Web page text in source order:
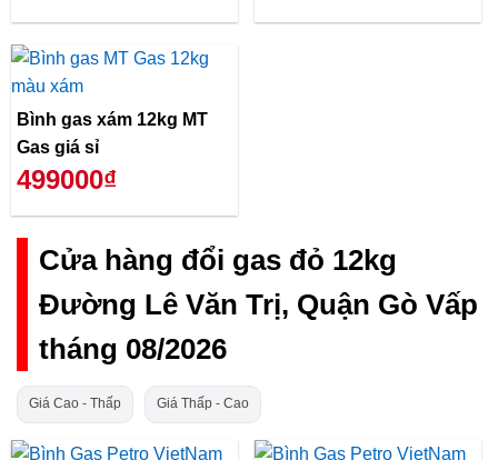
Bình gas xám 12kg MT
Gas giá sỉ
499000₫
Cửa hàng đổi gas đỏ 12kg
Đường Lê Văn Trị, Quận Gò Vấp
tháng 08/2026
Giá Cao - Thấp Giá Thấp - Cao